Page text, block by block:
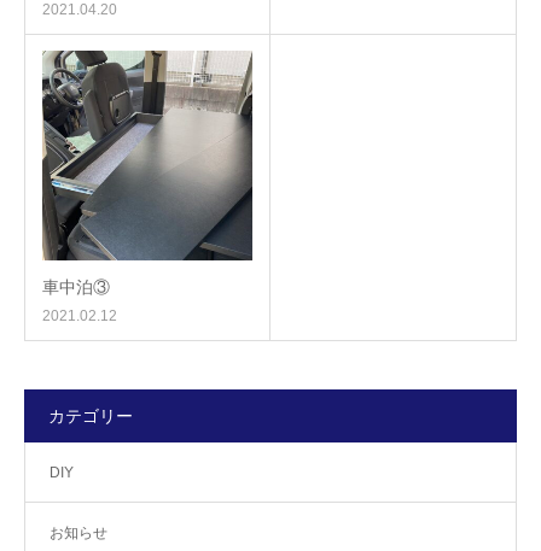
2021.04.20
車中泊③
2021.02.12
カテゴリー
DIY
お知らせ